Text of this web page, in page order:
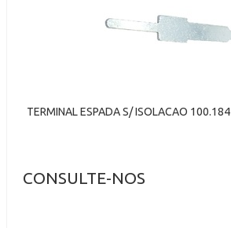
TERMINAL ESPADA S/ ISOLACAO 100.184
CONSULTE-NOS